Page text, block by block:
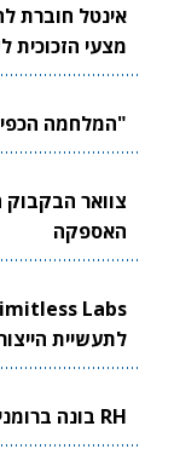
אינטל חוברת
מצעי הזכוכית
"המלחמה הכפילה פי 5 את שוק
האספקה
לתעשיית
RH בונה ברומניה תשתית ייצור ביטחוני ישראלית